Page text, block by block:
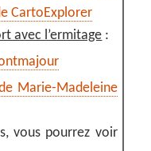
CartoExplorer
avec l’ermitage :
Marie-Madeleine
vous pourrez voir